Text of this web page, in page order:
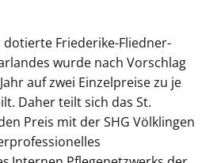
dotierte Friederike-Fliedner-
wurde nach Vorschlag
auf zwei Einzelpreise zu je
Daher teilt sich das St.
Preis mit der SHG Völklingen